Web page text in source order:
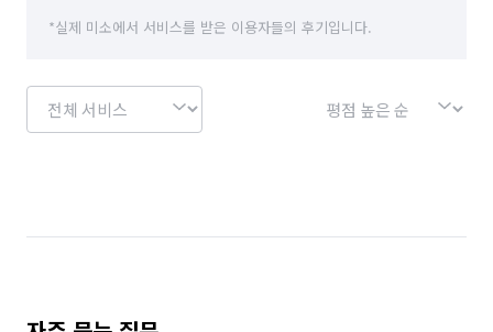
*실제 미소에서 서비스를 받은 이용자들의 후기입니다.